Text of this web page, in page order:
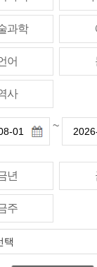
과학
어
사
~
년
주